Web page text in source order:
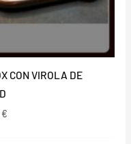
CON VIROLA DE
€